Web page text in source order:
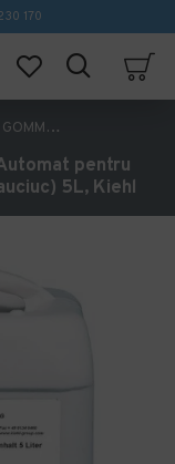
170
GOMMASOL-detergent Manual/Automat pentru indepartarea urmelor de guma(cauciuc) 5L, Kiehl
pentru
5L, Kiehl